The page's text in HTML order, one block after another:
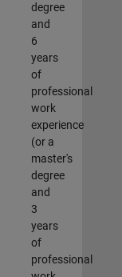
degree
and
6
years
of
professional
work
experience
(or a
master's
degree
and
3
years
of
professional